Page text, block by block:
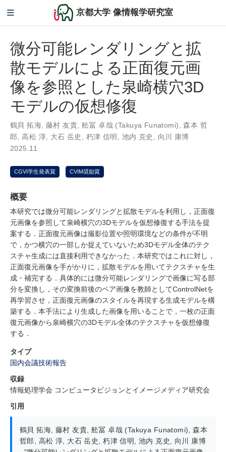
京都大学 像情報学研究室
微分可能レンダリングと拡
散モデルによる正面復元画
像を参照とした泉崎横穴3D
モデルの仮想修復
鶴貝 拓海 藤村 友貴 舩冨 卓哉 (Takuya Funatomi) ,森本 哲
郎
高松 淳, 大石 岳史 朽津 信明 池内 克史
向川 康博
2025.11
CGVI学生発表賞 CVIM奨励賞
概要
本研究では微分可能レンダリングと拡散モデルを利用し，正面復
元画像を参照して泉崎横穴の3Dモデルを仮想修復する手法を提
案する．正面復元画像は撮影位置や照明環境などの条件が不明
で，かつ横穴の一部しか捉えていないため3Dモデル全体のテク
スチャ生成には直接利用できなかった．本研究ではこれに対し，
正面復元画像を手がかりに，拡散モデルを用いてテクスチャを生
成・補完する．具体的には微分可能レンダリングで画像に写る部
分を変換し，その変換前後のペア画像を教師としてControlNetを
再学習させ，正面復元画像のスタイルを再現する生成モデルを構
築する．本手法により生成した画像を用いることで，一枚の正面
復元画像から泉崎横穴の3Dモデル全体のテクスチャを仮想修復
する．
タイプ
国内会議技術報告
収録
情報処理学会 コンピュータビジョンとイメージメディア研究会
引用
鶴貝 拓海, 藤村 友貴, 舩冨 卓哉 (Takuya Funatomi),森本
哲郎, 高松 淳, 大石 岳史,朽津 信明,池内 克史, 向川 康博